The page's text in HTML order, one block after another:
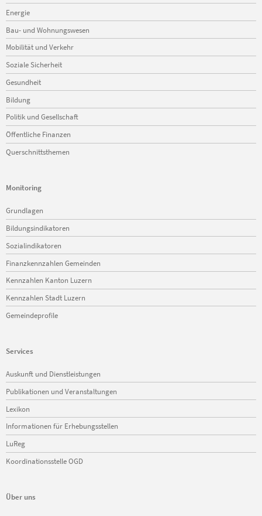
Energie
Bau- und Wohnungswesen
Mobilität und Verkehr
Soziale Sicherheit
Gesundheit
Bildung
Politik und Gesellschaft
Öffentliche Finanzen
Querschnittsthemen
Monitoring
Navigation
überspringen
Grundlagen
Bildungsindikatoren
Sozialindikatoren
Finanzkennzahlen Gemeinden
Kennzahlen Kanton Luzern
Kennzahlen Stadt Luzern
Gemeindeprofile
Services
Navigation
überspringen
Auskunft und Dienstleistungen
Publikationen und Veranstaltungen
Lexikon
Informationen für Erhebungsstellen
LuReg
Koordinationsstelle OGD
Über uns